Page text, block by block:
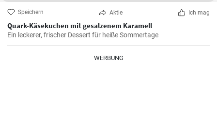
Speichern Aktie Ich mag
Quark-Käsekuchen mit gesalzenem Karamell
Ein leckerer, frischer Dessert für heiße Sommertage
WERBUNG